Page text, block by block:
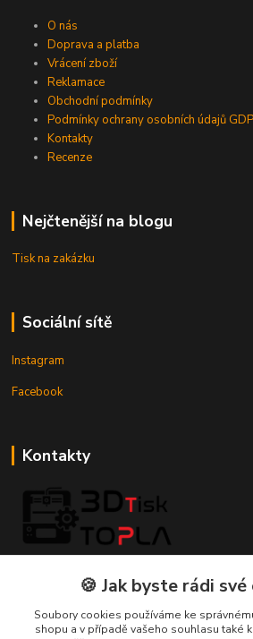
O nás
Doprava a platba
Vrácení zboží
Reklamace
Obchodní podmínky
Podmínky ochrany osobních údajů
Kontakty
Recenze
Nejčtenější na blogu
Tisk na zakázku
Sociální sítě
Instagram
Facebook
Kontakty
Tomáš Placatka
+420 728 969 499
🍪 Jak byste rádi své
Soubory cookies používáme ke
shopu a v případě vašeho souhlasu také